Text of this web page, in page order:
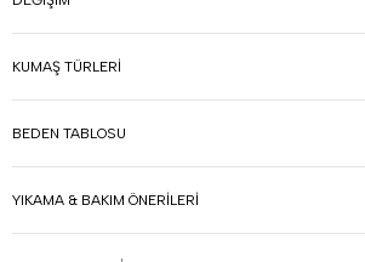
KUMAŞ TÜRLERI
BEDEN TABLOSU
YIKAMA & BAKIM ÖNERILERI